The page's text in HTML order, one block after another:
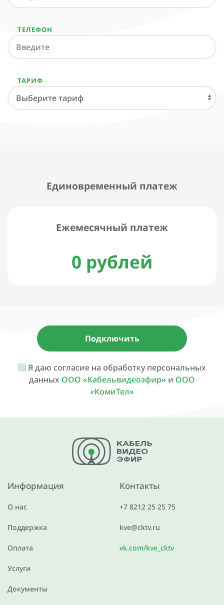
ТЕЛЕФОН
ТАРИФ
Единовременный платеж
Ежемесячный платеж
0 рублей
Подключить
Я даю согласие на обработку персональных
данных ООО «Кабельвидеоэфир» и ООО
«КомиТел»
Информация
О нас
Поддержка
Оплата
Услуги
Документы
Контакты
+7 8212 25 25 75
kve@cktv.ru
vk.com/kve_cktv